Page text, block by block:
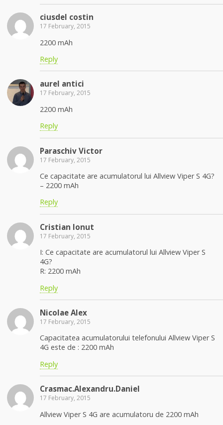
ciusdel costin
17 February, 2015
2200 mAh
Reply
aurel antici
17 February, 2015
2200 mAh
Reply
Paraschiv Victor
17 February, 2015
Ce capacitate are acumulatorul lui Allview Viper S 4G?
– 2200 mAh
Reply
Cristian Ionut
17 February, 2015
I: Ce capacitate are acumulatorul lui Allview Viper S
4G?
R: 2200 mAh
Reply
Nicolae Alex
17 February, 2015
Capacitatea acumulatorului telefonului Allview Viper S
4G este de : 2200 mAh
Reply
Crasmac.Alexandru.Daniel
17 February, 2015
Allview Viper S 4G are acumulatoru de 2200 mAh